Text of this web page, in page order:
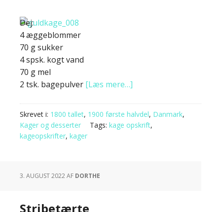
Dej:
4 æggeblommer
70 g sukker
4 spsk. kogt vand
70 g mel
2 tsk. bagepulver [Læs mere…]
Skrevet i: 1800 tallet, 1900 første halvdel, Danmark,
Kager og desserter
Tags: kage opskrift,
kageopskrifter, kager
3. AUGUST 2022AF DORTHE
Stribetærte